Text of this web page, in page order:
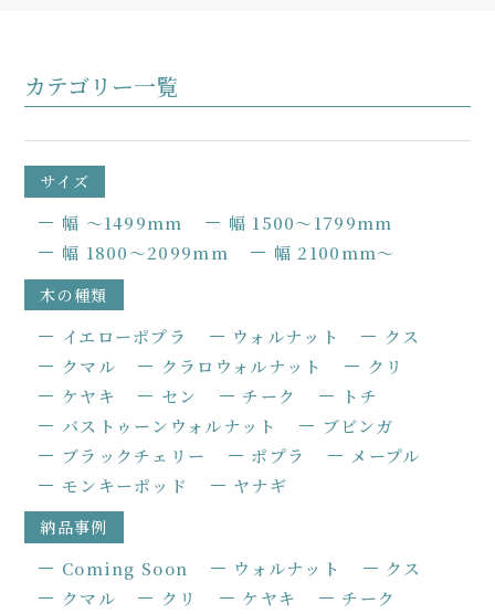
カテゴリー一覧
サイズ
幅 〜1499mm
幅 1500〜1799mm
幅 1800〜2099mm
幅 2100mm〜
木の種類
イエローポプラ ウォルナット
クス
クマル
クラロウォルナット
クリ
ケヤキ
セン チーク
トチ
バストゥーンウォルナット
ブビンガ
ブラックチェリー
ポプラ
メープル
モンキーポッド
ヤナギ
納品事例
Coming Soon ウォルナット
クス
クマル
クリ ケヤキ
チーク